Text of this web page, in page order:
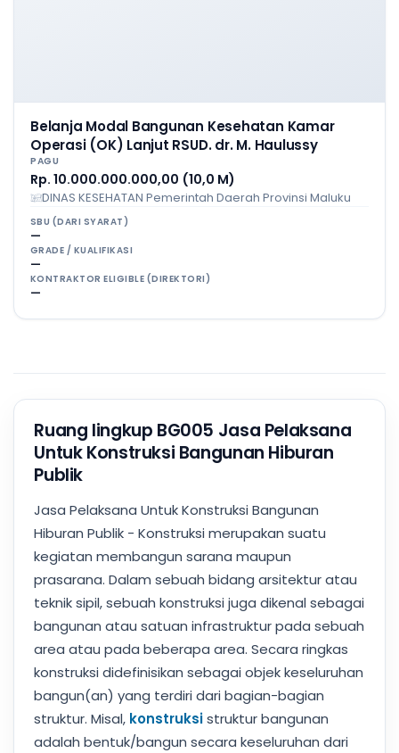
Belanja Modal Bangunan Kesehatan Kamar
Operasi (OK) Lanjut RSUD. dr. M. Haulussy
PAGU
Rp. 10.000.000.000,00 (10,0 M)
DINAS KESEHATAN Pemerintah Daerah Provinsi Maluku
SBU (DARI SYARAT)
—
GRADE / KUALIFIKASI
—
KONTRAKTOR ELIGIBLE (DIREKTORI)
—
Ruang lingkup BG005 Jasa Pelaksana
Untuk Konstruksi Bangunan Hiburan
Publik
Jasa Pelaksana Untuk Konstruksi Bangunan
Hiburan Publik - Konstruksi merupakan suatu
kegiatan membangun sarana maupun
prasarana. Dalam sebuah bidang arsitektur atau
teknik sipil, sebuah konstruksi juga dikenal sebagai
bangunan atau satuan infrastruktur pada sebuah
area atau pada beberapa area. Secara ringkas
konstruksi didefinisikan sebagai objek keseluruhan
bangun(an) yang terdiri dari bagian-bagian
struktur. Misal, konstruksistruktur bangunan
adalah bentuk/bangun secara keseluruhan dari